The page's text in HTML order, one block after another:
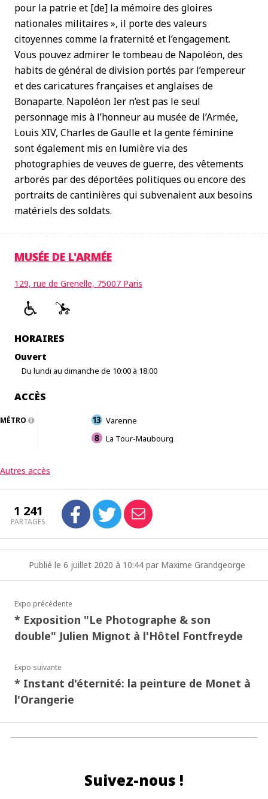
pour la patrie et [de] la mémoire des gloires
nationales militaires », il porte des valeurs
citoyennes comme la fraternité et l’engagement.
Vous pouvez admirer le tombeau de Napoléon, des
habits de général de division portés par l’empereur
et des caricatures françaises et anglaises de
Bonaparte. Napoléon Ier n’est pas le seul
personnage mis à l’honneur au musée de l’Armée,
Louis XIV, Charles de Gaulle et la gente féminine
sont également mis en lumière via des
photographies de veuves de guerre, des vêtements
arborés par des déportées politiques ou encore des
portraits de cantinières qui subvenaient aux besoins
matériels des soldats.
MUSÉE DE L'ARMÉE
129, rue de Grenelle, 75007 Paris
HORAIRES
Ouvert
Du lundi au dimanche de 10:00 à 18:00
ACCÈS
MÉTRO
Varenne
La Tour-Maubourg
Autres accès
1 241
PARTAGES
Publié le 6 juillet 2020 à 10:44 par Maxime Grandgeorge
Expo précédente
* Exposition "Le Photographe & son
double" Julien Mignot à l'Hôtel Fontfreyde
Expo suivante
* Instant d'éternité: la peinture de Monet à
l'Orangerie
Suivez-nous !